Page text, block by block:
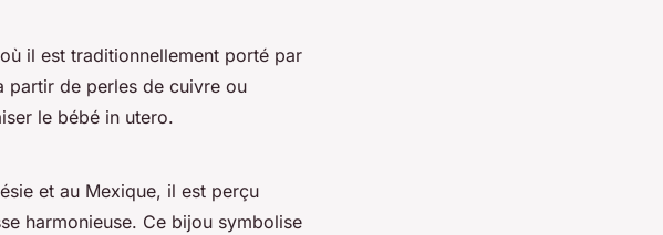
il est traditionnellement porté par
partir de perles de cuivre ou
le bébé in utero.
et au Mexique, il est perçu
harmonieuse. Ce bijou symbolise